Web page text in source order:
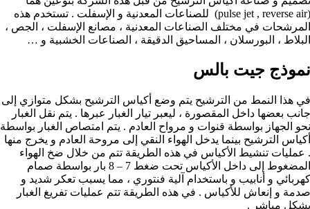
(pulse jet , reverse air) للصناعات المعدنية و الإسفلت . تستخدم هذه
المرشحات في مختلف الصناعات المعدنية ، مصانع الإسفلت ، الجص ،
البلاط ، البورسلان ، المساحيق الدقيقة ، الصناعات الخشبية و …
نموذج جيت بالس
في هذا النمط من الترشيح يتم وضع أكياس الترشيح بشكل متوازي إلى
جانب بعضها داخل المقصورة ، ليعبر تيار الغبار عبرها . يتم نقل الغبار
نحو الجهاز بواسطة قنوات و مرواح العادم . يتم امتصاص الغبار بواسطة
أكياس الترشيح بينما يدخل الهواء النقي إلى مروحة العادم و يخرج منها
. عمليات تنشيط الأكياس في هذه الطريقة تتم من خلال ضخ الهواء
المضغوط إلى داخل الأكياس تحت ضغط 7 – 8 بار بواسطة صمام
كهربائي و أنابيب و باستخدام آلية فنتوري ، مما يسبب تعكر شديد و
صدمة و إنعاش للأكياس . في هذه الطريقة تتم عمليات تفريغ الغبار
بشكل مباشر .